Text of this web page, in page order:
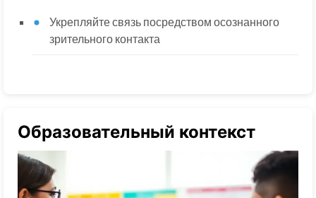
Укрепляйте связь посредством осознанного
зрительного контакта
Образовательный контекст